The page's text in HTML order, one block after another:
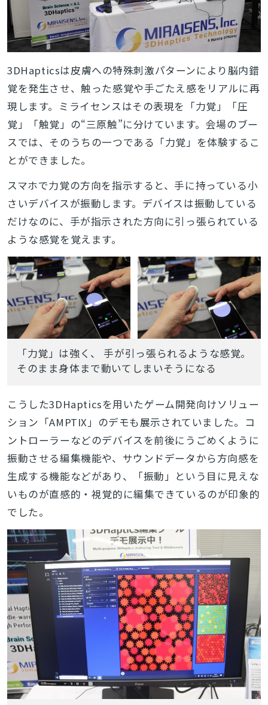
3DHapticsは皮膚への特殊刺激パターンにより脳内錯
覚を発生させ、触った感覚や手ごたえ感をリアルに再
現します。ミライセンスはその表現を「力覚」「圧
覚」「触覚」の“三原触”に分けています。会場のブー
スでは、そのうちの一つである「力覚」を体験するこ
とができました。
スマホで力覚の方向を指示すると、手に持っている小
さいデバイスが振動します。デバイスは振動している
だけなのに、手が指示された方向に引っ張られている
ような感覚を覚えます。
「力覚」は強く、 手が引っ張られるような感覚。
そのまま身体まで動いてしまいそうになる
こうした3DHapticsを用いたゲーム開発向けソリュー
ション「AMPTIX」のデモも展示されていました。コ
ントローラーなどのデバイスを前後にうごめくように
振動させる編集機能や、サウンドデータから方向感を
生成する機能などがあり、「振動」という目に見えな
いものが直感的・視覚的に編集できているのが印象的
でした。
検索